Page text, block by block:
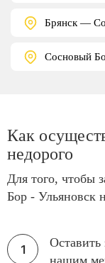
Брянск —
Сосновый
Как
недорого
Для того, чтобы
Бор - Ульяновск
Оставить